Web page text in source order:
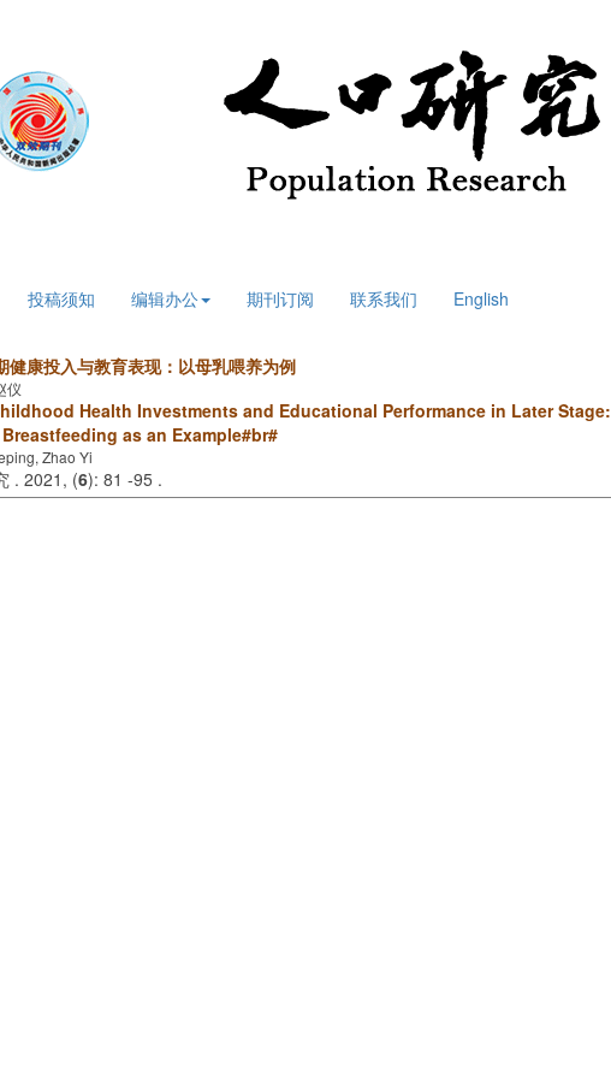
投稿须知 编辑办公 期刊订阅 联系我们 English
健康投入与教育表现：以母乳喂养为例
仪
Health Investments and Educational Performance in Later Stage:
as an Example#br#
Zhao Yi
. 2021, (6): 81 -95 .